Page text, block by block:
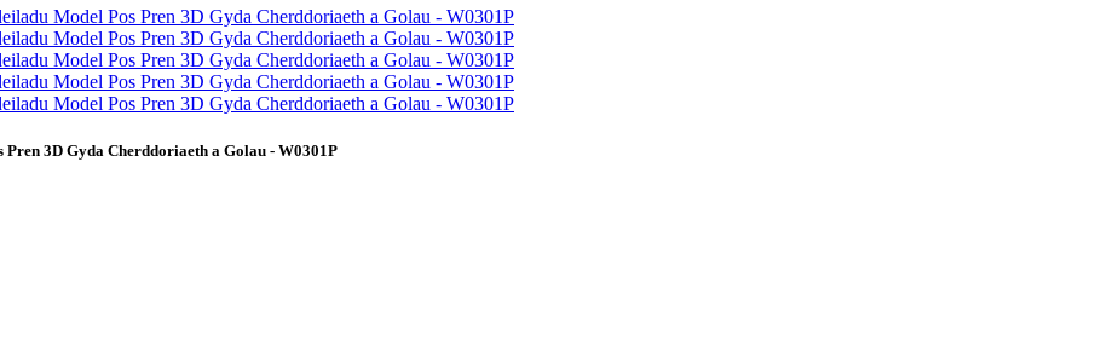
3D Gyda Cherddoriaeth a Golau - W0301P